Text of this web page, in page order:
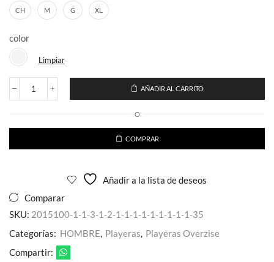
CH M G XL
color
Limpiar
Playera
Pedreria
Delantera
AÑADIR AL CARRITO
O
COMPRAR
Añadir a la lista de deseos
Comparar
SKU: 2015100-1-1-3-1-2-1-1-1-1-1-1-1-1-1-35
Categorías: HOMBRE, Playeras, Playeras Overzise
Compartir: